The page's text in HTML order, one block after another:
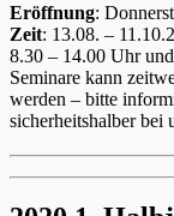
Eröffnung:
Zeit: 13.08. –
8.30 – 14.00 Uhr
Seminare kann
werden – bitte
sicherheitshalber bei